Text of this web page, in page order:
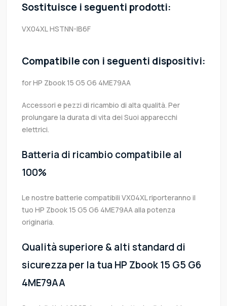
Sostituisce i seguenti prodotti:
VX04XLHSTNN-IB6F
Compatibile con i seguenti dispositivi:
for HP Zbook 15 G5 G6 4ME79AA
Accessori e pezzi di ricambio di alta qualità. Per
prolungare la durata di vita dei Suoi apparecchi
elettrici.
Batteria di ricambio compatibile al
100%
Le nostre batterie compatibili VX04XL riporteranno il
tuo HP Zbook 15 G5 G6 4ME79AA alla potenza
originaria.
Qualità superiore & alti standard di
sicurezza per la tua HP Zbook 15 G5 G6
4ME79AA